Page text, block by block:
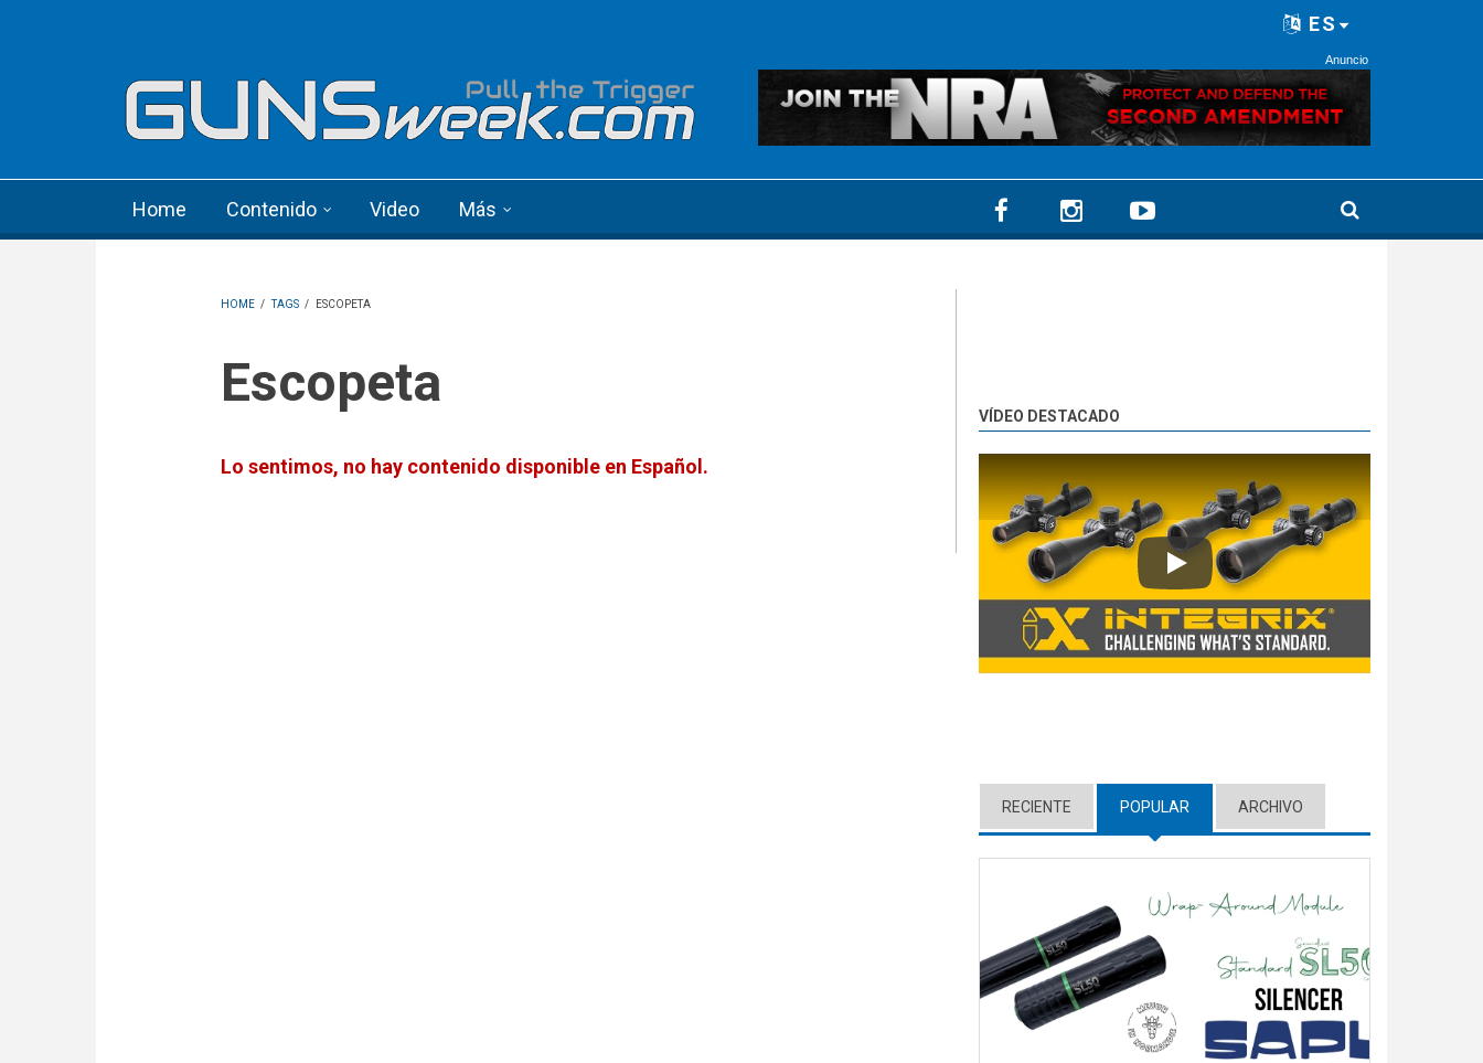
ES
Anuncio
Home Contenido Video Más
HOME / TAGS / ESCOPETA
Escopeta
Lo sentimos, no hay contenido disponible en Español.
VÍDEO DESTACADO
Play
RECIENTE POPULAR (ACTIVE TAB)
ARCHIVO